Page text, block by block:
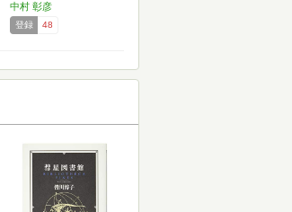
中村 彰彦
登録 48